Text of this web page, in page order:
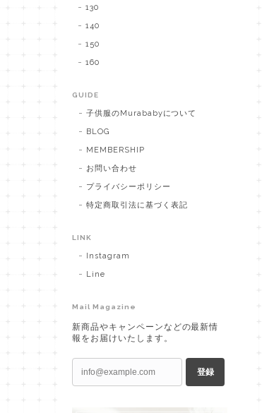
130
140
150
160
GUIDE
子供服のMurababyについて
BLOG
MEMBERSHIP
お問い合わせ
プライバシーポリシー
特定商取引法に基づく表記
LINK
Instagram
Line
Mail Magazine
新商品やキャンペーンなどの最新情
報をお届けいたします。
登録